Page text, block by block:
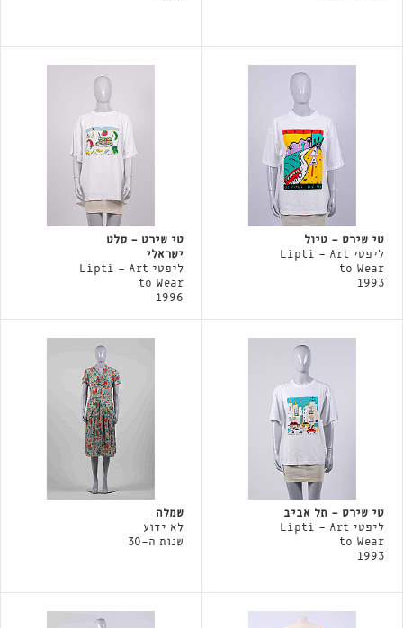
טי שירט - טיול
ליפטי Lipti - Art
to Wear
1993
טי שירט - סלט
ישראלי
ליפטי Lipti - Art
to Wear
1996
טי שירט - תל אביב
ליפטי Lipti - Art
to Wear
1993
שמלה
לא ידוע
שנות ה-30